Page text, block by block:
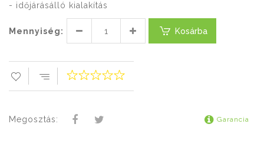
- időjárásálló kialakítás
Mennyiség: Kosárba
Megosztás: Garancia